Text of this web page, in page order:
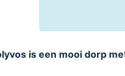
is een mooi dorp